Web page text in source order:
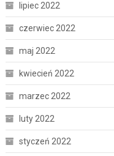
lipiec 2022
czerwiec 2022
maj 2022
kwiecień 2022
marzec 2022
luty 2022
styczeń 2022